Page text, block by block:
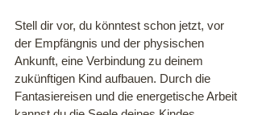
Stell dir vor, du könntest schon jetzt, vor
der Empfängnis und der physischen
Ankunft, eine Verbindung zu deinem
zukünftigen Kind aufbauen. Durch die
Fantasiereisen und die energetische Arbeit